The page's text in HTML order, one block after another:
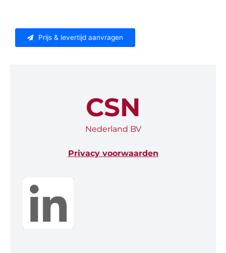
Prijs & levertijd aanvragen
CSN
Nederland BV
Privacy voorwaarden